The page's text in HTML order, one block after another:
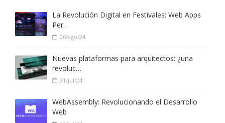
La Revolución Digital en Festivales: Web Apps
Per…
06/ago/24
Nuevas plataformas para arquitectos: ¿una
revoluc…
31/jul/24
WebAssembly: Revolucionando el Desarrollo
Web